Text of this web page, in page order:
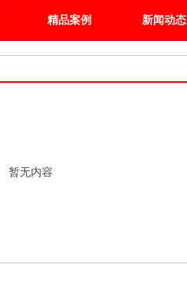
精品案例 新闻动态
暂无内容